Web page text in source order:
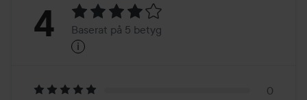
Betyg:
Baserat
4 Baserat på 5 betyg
i
0